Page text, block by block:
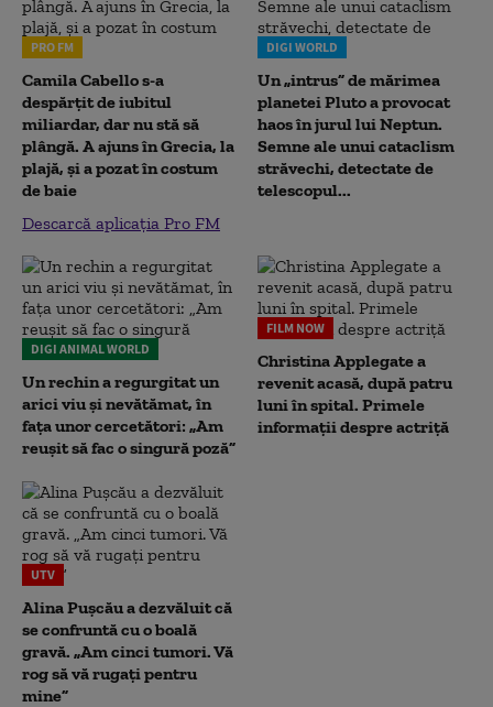
PRO FM
Camila Cabello s-a
despărțit de iubitul
miliardar, dar nu stă să
plângă. A ajuns în Grecia, la
plajă, și a pozat în costum
de baie
Descarcă aplicația Pro FM
DIGI WORLD
Un „intrus” de mărimea
planetei Pluto a provocat
haos în jurul lui Neptun.
Semne ale unui cataclism
străvechi, detectate de
telescopul...
DIGI ANIMAL WORLD
Un rechin a regurgitat un
arici viu și nevătămat, în
fața unor cercetători: „Am
reușit să fac o singură poză”
FILM NOW
Christina Applegate a
revenit acasă, după patru
luni în spital. Primele
informații despre actriță
UTV
Alina Pușcău a dezvăluit că
se confruntă cu o boală
gravă. „Am cinci tumori. Vă
rog să vă rugați pentru
mine”